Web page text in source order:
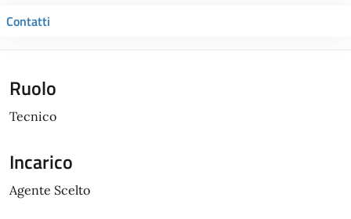
Contatti
Ruolo
Tecnico
Incarico
Agente Scelto